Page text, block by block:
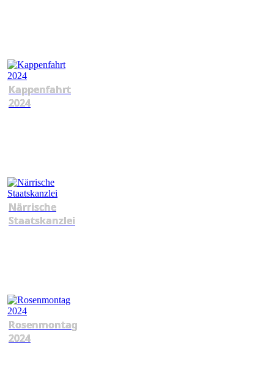
Kappenfahrt
2024
Närrische
Staatskanzlei
Rosenmontag
2024